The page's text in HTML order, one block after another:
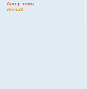
Автор темы
Alena3